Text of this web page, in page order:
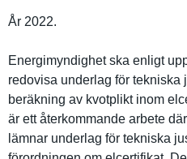
År 2022.
Energimynd­ighet ska enligt
redovisa underlag för tekniska
beräkning av kvotplikt inom
är ett återkomman­de arbete
lämnar underlag för tekniska